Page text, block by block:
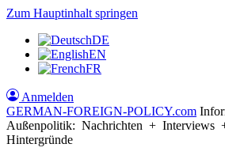
Zum Hauptinhalt springen
DE
EN
FR
Anmelden
GERMAN-FOREIGN-POLICY.com
Außenpolitik: Nachrichten + Interviews
Hintergründe